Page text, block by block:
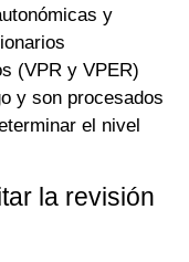
y
(VPR y VPER)
y son procesados
el nivel
la revisión